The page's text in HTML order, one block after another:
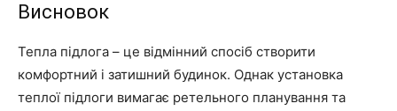
Висновок
Тепла підлога – це відмінний спосіб створити
комфортний і затишний будинок. Однак установка
теплої підлоги вимагає ретельного планування та